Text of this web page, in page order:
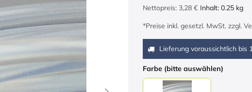
Nettopreis: 3,28 € Inhalt: 0.25 kg
*Preise inkl. gesetzl. MwSt. zzgl.
Lieferung voraussichtlich bis
Farbe (bitte auswählen)